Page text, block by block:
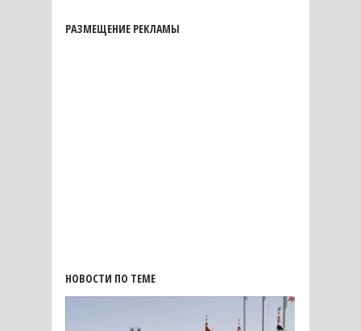
РАЗМЕЩЕНИЕ РЕКЛАМЫ
НОВОСТИ ПО ТЕМЕ